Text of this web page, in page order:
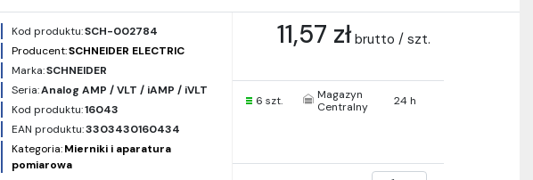
Kod produktu:SCH-002784
Producent:SCHNEIDER ELECTRIC
Marka:SCHNEIDER
Seria:Analog AMP / VLT / iAMP / iVLT
Kod produktu:16043
EAN produktu:3303430160434
Kategoria:Mierniki i aparatura
pomiarowa
11,57 zł brutto / szt.
6 szt.
Magazyn
Centralny
24 h